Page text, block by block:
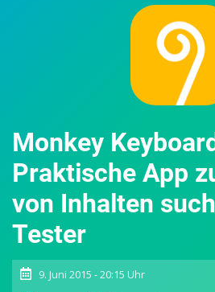
Monkey
Praktische App
von Inhalten
Tester
9. Juni 2015 - 20:15 Uhr